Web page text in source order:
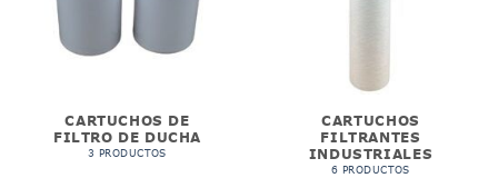
CARTUCHOS DE
FILTRO DE DUCHA
3 PRODUCTOS
CARTUCHOS
FILTRANTES
INDUSTRIALES
6 PRODUCTOS